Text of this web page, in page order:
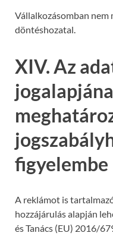
Vállalkozásomban
döntéshozatal.
XIV. Az
figyelembe
A reklámot is
hozzájárulás alapján
és Tanács (EU) 2016/